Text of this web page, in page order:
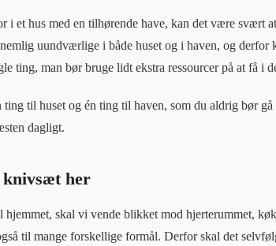
i et hus med en tilhørende have, kan det være svært
uundværlige i både huset og i haven, og derfor
ting, man bør bruge lidt ekstra ressourcer på at få i
til huset og én ting til haven, som du aldrig bør
dagligt.
knivsæt her
hjemmet, skal vi vende blikket mod hjerterummet,
til mange forskellige formål. Derfor skal det